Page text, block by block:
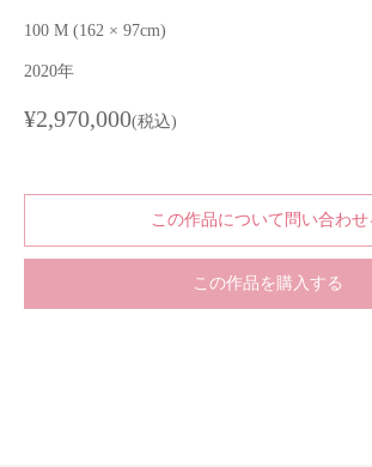
100 M (162 × 97cm)
2020年
¥2,970,000(税込)
この作品について問い合わせ
この作品を購入する